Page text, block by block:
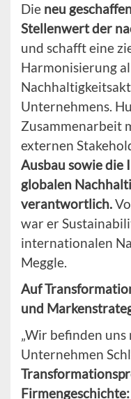
Die neu
Stellenwert der
und schafft eine
Harmonisierung
Unternehmens.
Zusammenarbeit
externen
Ausbau sowie die
globalen
verantwortlich.
war er
internationalen
Meggle.
Auf
und
„Wir befinden
Unternehmen
Firmengeschichte: